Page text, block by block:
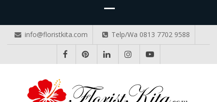
info@floristkita.com Telp/Wa 0813 7702 9588